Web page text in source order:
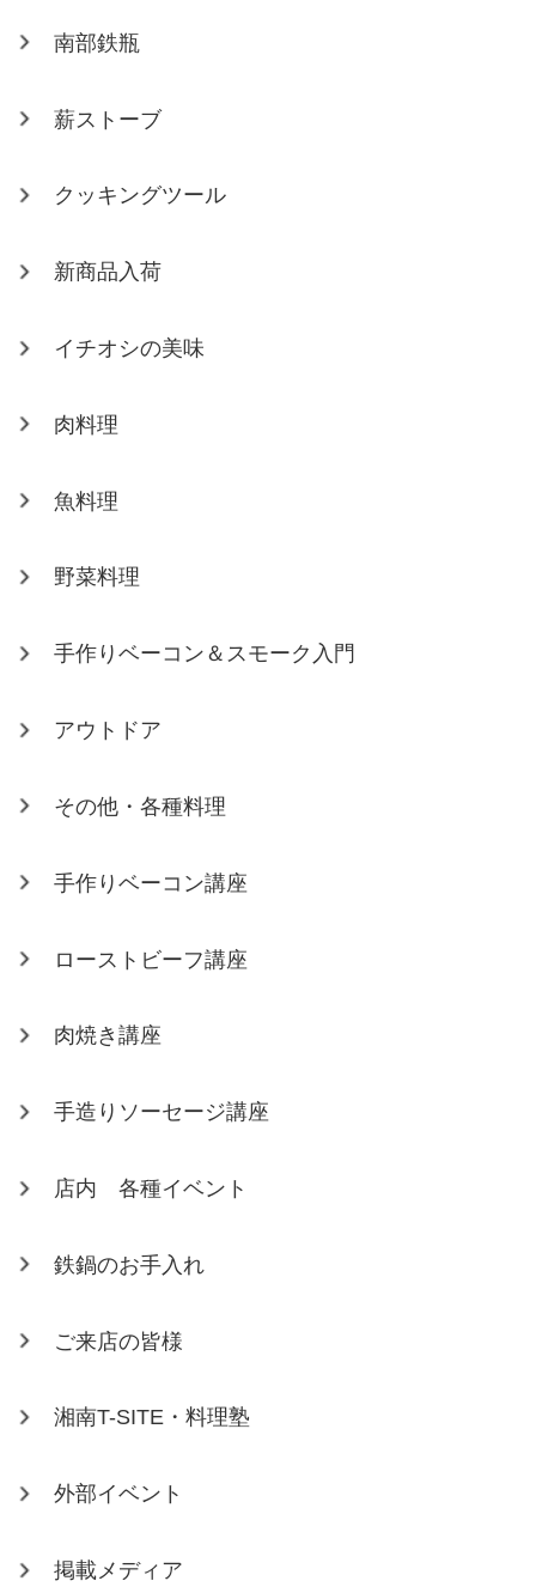
南部鉄瓶
薪ストーブ
クッキングツール
新商品入荷
イチオシの美味
肉料理
魚料理
野菜料理
手作りベーコン＆スモーク入門
アウトドア
その他・各種料理
手作りベーコン講座
ローストビーフ講座
肉焼き講座
手造りソーセージ講座
店内 各種イベント
鉄鍋のお手入れ
ご来店の皆様
湘南T-SITE・料理塾
外部イベント
掲載メディア